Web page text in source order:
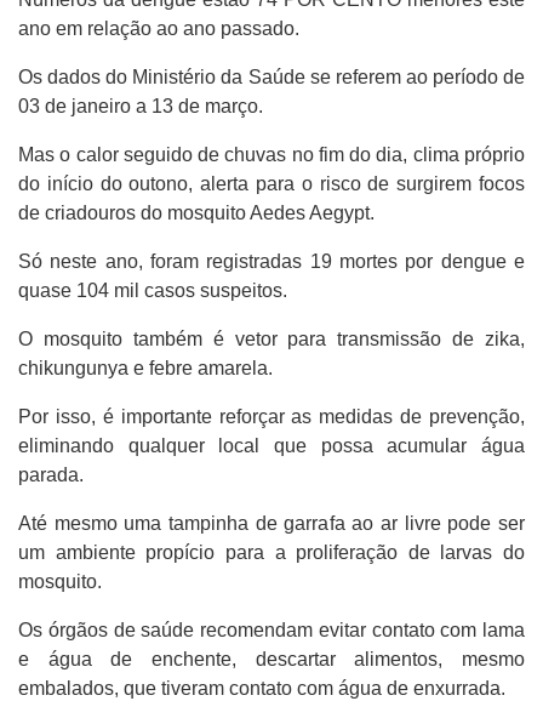
ano em relação ao ano passado.
Os dados do Ministério da Saúde se referem ao período de
03 de janeiro a 13 de março.
Mas o calor seguido de chuvas no fim do dia, clima próprio
do início do outono, alerta para o risco de surgirem focos
de criadouros do mosquito Aedes Aegypt.
Só neste ano, foram registradas 19 mortes por dengue e
quase 104 mil casos suspeitos.
O mosquito também é vetor para transmissão de zika,
chikungunya e febre amarela.
Por isso, é importante reforçar as medidas de prevenção,
eliminando qualquer local que possa acumular água
parada.
Até mesmo uma tampinha de garrafa ao ar livre pode ser
um ambiente propício para a proliferação de larvas do
mosquito.
Os órgãos de saúde recomendam evitar contato com lama
e água de enchente, descartar alimentos, mesmo
embalados, que tiveram contato com água de enxurrada.